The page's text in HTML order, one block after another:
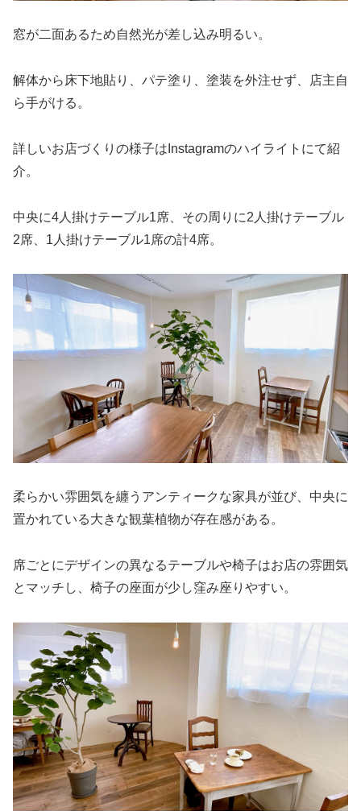
窓が二面あるため自然光が差し込み明るい。
解体から床下地貼り、パテ塗り、塗装を外注せず、店主自
ら手がける。
詳しいお店づくりの様子はInstagramのハイライトにて紹
介。
中央に4人掛けテーブル1席、その周りに2人掛けテーブル
2席、1人掛けテーブル1席の計4席。
柔らかい雰囲気を纏うアンティークな家具が並び、中央に
置かれている大きな観葉植物が存在感がある。
席ごとにデザインの異なるテーブルや椅子はお店の雰囲気
とマッチし、椅子の座面が少し窪み座りやすい。